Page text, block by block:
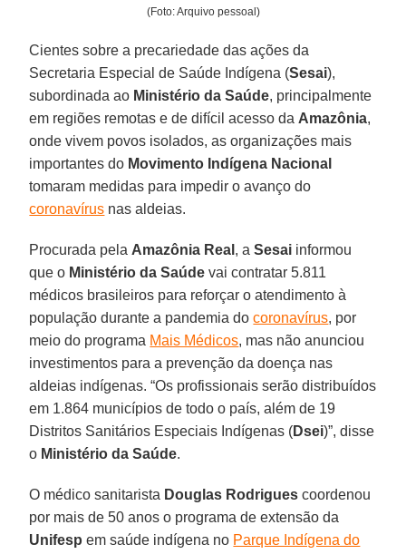
(Foto: Arquivo pessoal)
Cientes sobre a precariedade das ações da
Secretaria Especial de Saúde Indígena (Sesai),
subordinada ao Ministério da Saúde, principalmente
em regiões remotas e de difícil acesso daAmazônia,
onde vivem povos isolados, as organizações mais
importantes do Movimento Indígena Nacional
tomaram medidas para impedir o avanço do
coronavírus nas aldeias.
Procurada pelaAmazônia Real , aSesai informou
que o Ministério da Saúde vai contratar 5.811
médicos brasileiros para reforçar o atendimento à
população durante a pandemia docoronavírus, por
meio do programa Mais Médicos, mas não anunciou
investimentos para a prevenção da doença nas
aldeias indígenas. “Os profissionais serão distribuídos
em 1.864 municípios de todo o país, além de 19
Distritos Sanitários Especiais Indígenas (Dsei)”, disse
o Ministério da Saúde.
O médico sanitarista Douglas Rodrigues coordenou
por mais de 50 anos o programa de extensão da
Unifesp em saúde indígena no Parque Indígena do